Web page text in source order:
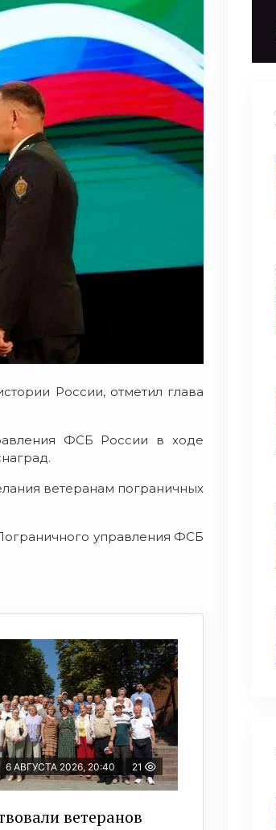
России, отметил глава
ФСБ России в ходе
ветеранам пограничных
управления ФСБ
6 АВГУСТА 2026, 20:40 21
ветеранов